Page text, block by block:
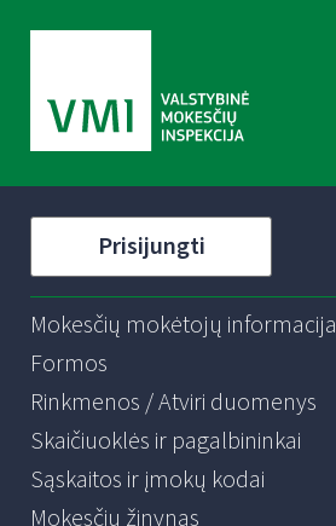
Prisijungti
Mokesčių mokėtojų informacija
Formos
Rinkmenos / Atviri duomenys
Skaičiuoklės ir pagalbininkai
Sąskaitos ir įmokų kodai
Mokesčių žinynas